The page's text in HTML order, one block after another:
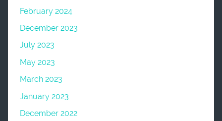
February 2024
December 2023
July 2023
May 2023
March 2023
January 2023
December 2022